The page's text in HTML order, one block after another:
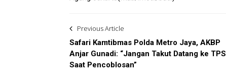
navigation
Previous Article
Safari Kamtibmas Polda Metro Jaya, AKBP
Anjar Gunadi: “Jangan Takut Datang ke TPS
Saat Pencoblosan”